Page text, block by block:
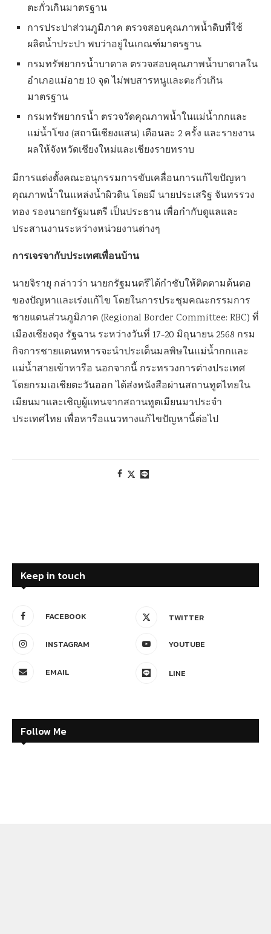
ตะกั่วเกินมาตรฐาน
การประปาส่วนภูมิภาค ตรวจสอบคุณภาพน้ำดิบที่ใช้
ผลิตน้ำประปา พบว่าอยู่ในเกณฑ์มาตรฐาน
กรมทรัพยากรน้ำบาดาล ตรวจสอบคุณภาพน้ำบาดาลใน
อำเภอแม่อาย 10 จุด ไม่พบสารหนูและตะกั่วเกิน
มาตรฐาน
กรมทรัพยากรน้ำ ตรวจวัดคุณภาพน้ำในแม่น้ำกกและ
แม่น้ำโขง (สถานีเชียงแสน) เดือนละ 2 ครั้ง และรายงาน
ผลให้จังหวัดเชียงใหม่และเชียงรายทราบ
มีการแต่งตั้งคณะอนุกรรมการขับเคลื่อนการแก้ไขปัญหา
คุณภาพน้ำในแหล่งน้ำผิวดิน โดยมี นายประเสริฐ จันทรรวง
ทอง รองนายกรัฐมนตรี เป็นประธาน เพื่อกำกับดูแลและ
ประสานงานระหว่างหน่วยงานต่างๆ
การเจรจากับประเทศเพื่อนบ้าน
นายจิรายุ กล่าวว่า นายกรัฐมนตรีได้กำชับให้ติดตามต้นตอ
ของปัญหาและเร่งแก้ไข โดยในการประชุมคณะกรรมการ
ชายแดนส่วนภูมิภาค (Regional Border Committee: RBC) ที่
เมืองเชียงตุง รัฐฉาน ระหว่างวันที่ 17-20 มิถุนายน 2568 กรม
กิจการชายแดนทหารจะนำประเด็นมลพิษในแม่น้ำกกและ
แม่น้ำสายเข้าหารือ นอกจากนี้ กระทรวงการต่างประเทศ
โดยกรมเอเชียตะวันออก ได้ส่งหนังสือผ่านสถานทูตไทยใน
เมียนมาและเชิญผู้แทนจากสถานทูตเมียนมาประจำ
ประเทศไทย เพื่อหารือแนวทางแก้ไขปัญหานี้ต่อไป
Keep in touch
FACEBOOK TWITTER
INSTAGRAM YOUTUBE
EMAIL LINE
Follow Me